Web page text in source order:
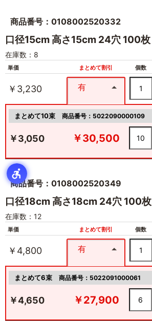
商品番号：0108002520332
口径15cm 高さ15cm 24穴 100枚
在庫数：8
単価 まとめて割引 個数
￥3,230 有
まとめて10束 商品番号：5022090000109
￥3,050 ￥30,500
商品番号：0108002520349
口径18cm 高さ18cm 24穴 100枚
在庫数：12
単価 まとめて割引 個数
￥4,800 有
まとめて6束 商品番号：5022091000061
￥4,650 ￥27,900